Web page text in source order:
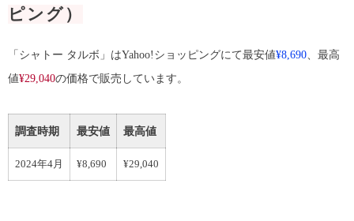
ピング）
「シャトー タルボ」はYahoo!ショッピングにて最安値¥8,690 、最高
値¥29,040の価格で販売しています。
調査時期 最安値 最高値
2024年4月 ¥8,690 ¥29,040